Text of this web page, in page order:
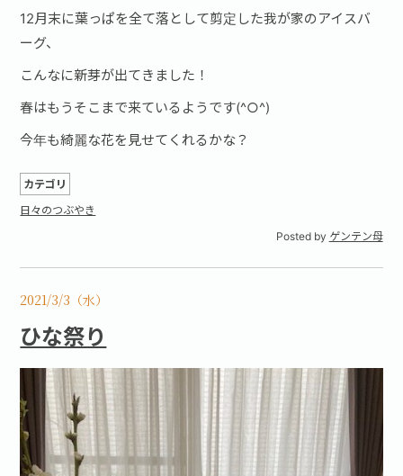
12月末に葉っぱを全て落として剪定した我が家のアイスバ
ーグ、
こんなに新芽が出てきました！
春はもうそこまで来ているようです(^○^)
今年も綺麗な花を見せてくれるかな？
カテゴリ
日々のつぶやき
Posted by ゲンテン母
2021/3/3（水）
ひな祭り